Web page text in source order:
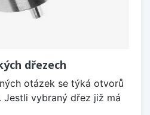
dřezech
otázek se týká otvorů
Jestli vybraný dřez již má